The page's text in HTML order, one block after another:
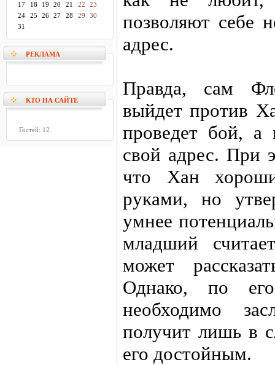
17
18 19 20 21 22
23
24
25 26 27 28 29
30
31
РЕКЛАМА
КТО НА САЙТЕ
Гостей: 12
позволяют себе
адрес.
Правда, сам
выйдет против
проведет бой, а
свой адрес. При
что Хан
руками, но
умнее
младший
может
Однако, по
необходимо
получит лишь в
его достойным.